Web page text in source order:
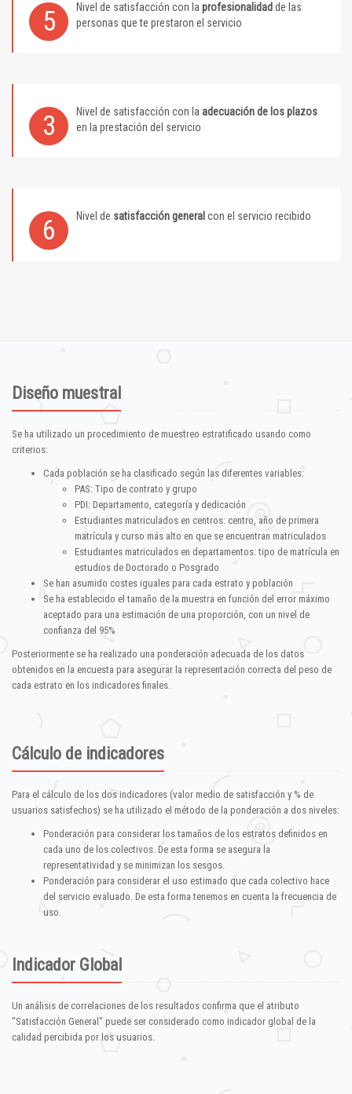
5 Nivel de satisfacción con la profesionalidad de las
personas que te prestaron el servicio
3 Nivel de satisfacción con la adecuación de los plazos
en la prestación del servicio
6 Nivel de satisfacción general con el servicio recibido
Diseño muestral
Se ha utilizado un procedimiento de muestreo estratificado usando como
criterios:
Cada población se ha clasificado según las diferentes variables:
PAS: Tipo de contrato y grupo
PDI: Departamento, categoría y dedicación
Estudiantes matriculados en centros: centro, año de primera
matrícula y curso más alto en que se encuentran matriculados
Estudiantes matriculados en departamentos: tipo de matrícula en
estudios de Doctorado o Posgrado
Se han asumido costes iguales para cada estrato y población
Se ha establecido el tamaño de la muestra en función del error máximo
aceptado para una estimación de una proporción, con un nivel de
confianza del 95%
Posteriormente se ha realizado una ponderación adecuada de los datos
obtenidos en la encuesta para asegurar la representación correcta del peso de
cada estrato en los indicadores finales.
Cálculo de indicadores
Para el cálculo de los dos indicadores (valor medio de satisfacción y % de
usuarios satisfechos) se ha utilizado el método de la ponderación a dos niveles:
Ponderación para considerar los tamaños de los estratos definidos en
cada uno de los colectivos. De esta forma se asegura la
representatividad y se minimizan los sesgos.
Ponderación para considerar el uso estimado que cada colectivo hace
del servicio evaluado. De esta forma tenemos en cuenta la frecuencia de
uso.
Indicador Global
Un análisis de correlaciones de los resultados confirma que el atributo
"Satisfacción General" puede ser considerado como indicador global de la
calidad percibida por los usuarios.